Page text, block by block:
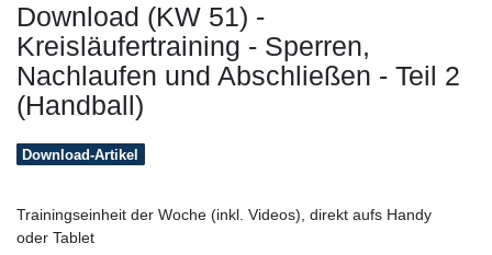
Download (KW 51) -
Kreisläufertraining - Sperren,
Nachlaufen und Abschließen - Teil 2
(Handball)
Download-Artikel
Trainingseinheit der Woche (inkl. Videos), direkt aufs Handy
oder Tablet